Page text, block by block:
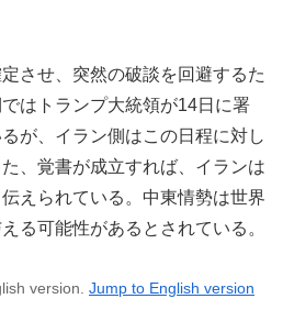
させ、突然の破談を回避するた
はトランプ大統領が14日に署
が、イラン側はこの日程に対し
、覚書が成立すれば、イランは
えられている。中東情勢は世界
る可能性があるとされている。
version. Jump to English version